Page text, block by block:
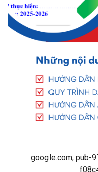
google.com, pub-